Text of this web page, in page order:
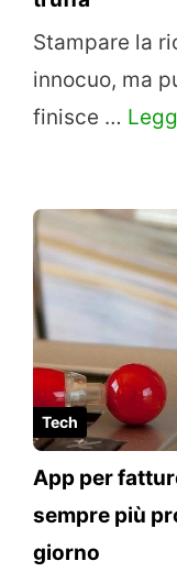
Stampare la
innocuo, ma
finisce …
Tech
App per
sempre più
giorno